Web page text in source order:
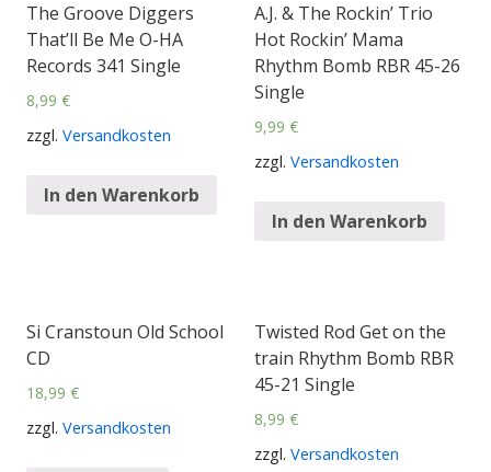
The Groove Diggers
That’ll Be Me O-HA
Records 341 Single
8,99 €
zzgl. Versandkosten
In den Warenkorb
A.J. & The Rockin’ Trio
Hot Rockin’ Mama
Rhythm Bomb RBR 45-26
Single
9,99 €
zzgl. Versandkosten
In den Warenkorb
Si Cranstoun Old School
CD
18,99 €
zzgl. Versandkosten
Twisted Rod Get on the
train Rhythm Bomb RBR
45-21 Single
8,99 €
zzgl. Versandkosten